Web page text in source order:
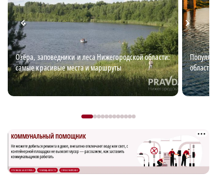
Озёра, заповедники и леса Нижегородской области:
самые красивые места и маршруты
области